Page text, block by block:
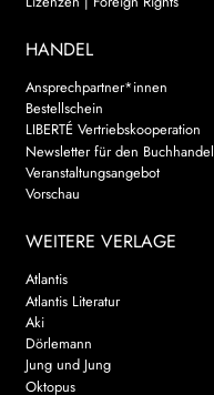
HANDEL
Ansprechpartner*innen
Bestellschein
LIBERTÉ Vertriebskooperation
Newsletter für den Buchhandel
Veranstaltungsangebot
Vorschau
WEITERE VERLAGE
Atlantis
Atlantis Literatur
Aki
Dörlemann
Jung und Jung
Oktopus